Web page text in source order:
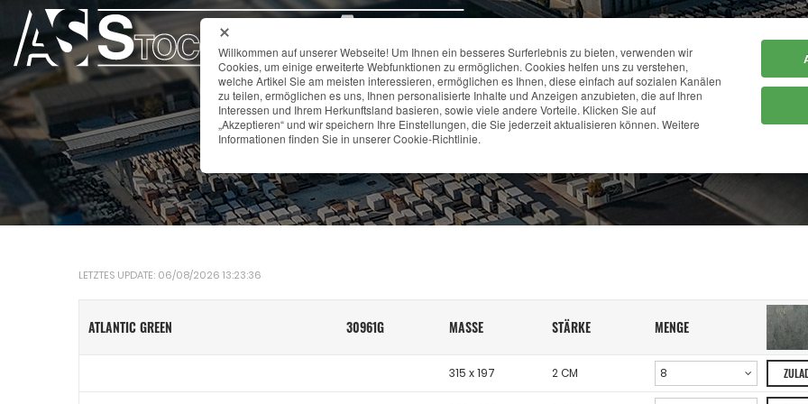
LAGERBESTAND
LETZTES UPDATE: 06/08/2026 13:23:36
ATLANTIC GREEN 30961G MASSE STÄRKE MENGE
315 x 197 2 CM
Willkommen auf unserer Webseite! Um Ihnen ein besseres Surferlebnis zu bieten, verwenden wir
Cookies, um einige erweiterte Webfunktionen zu ermöglichen. Cookies helfen uns zu verstehen,
welche Artikel Sie am meisten interessieren, ermöglichen es Ihnen, diese einfach auf sozialen Kanälen
zu teilen, ermöglichen es uns, Ihnen personalisierte Inhalte und Anzeigen anzubieten, die auf Ihren
Interessen und Ihrem Herkunftsland basieren, sowie viele andere Vorteile. Klicken Sie auf
„Akzeptieren“ und wir speichern Ihre Einstellungen, die Sie jederzeit aktualisieren können. Weitere
Informationen finden Sie in unserer Cookie-Richtlinie.